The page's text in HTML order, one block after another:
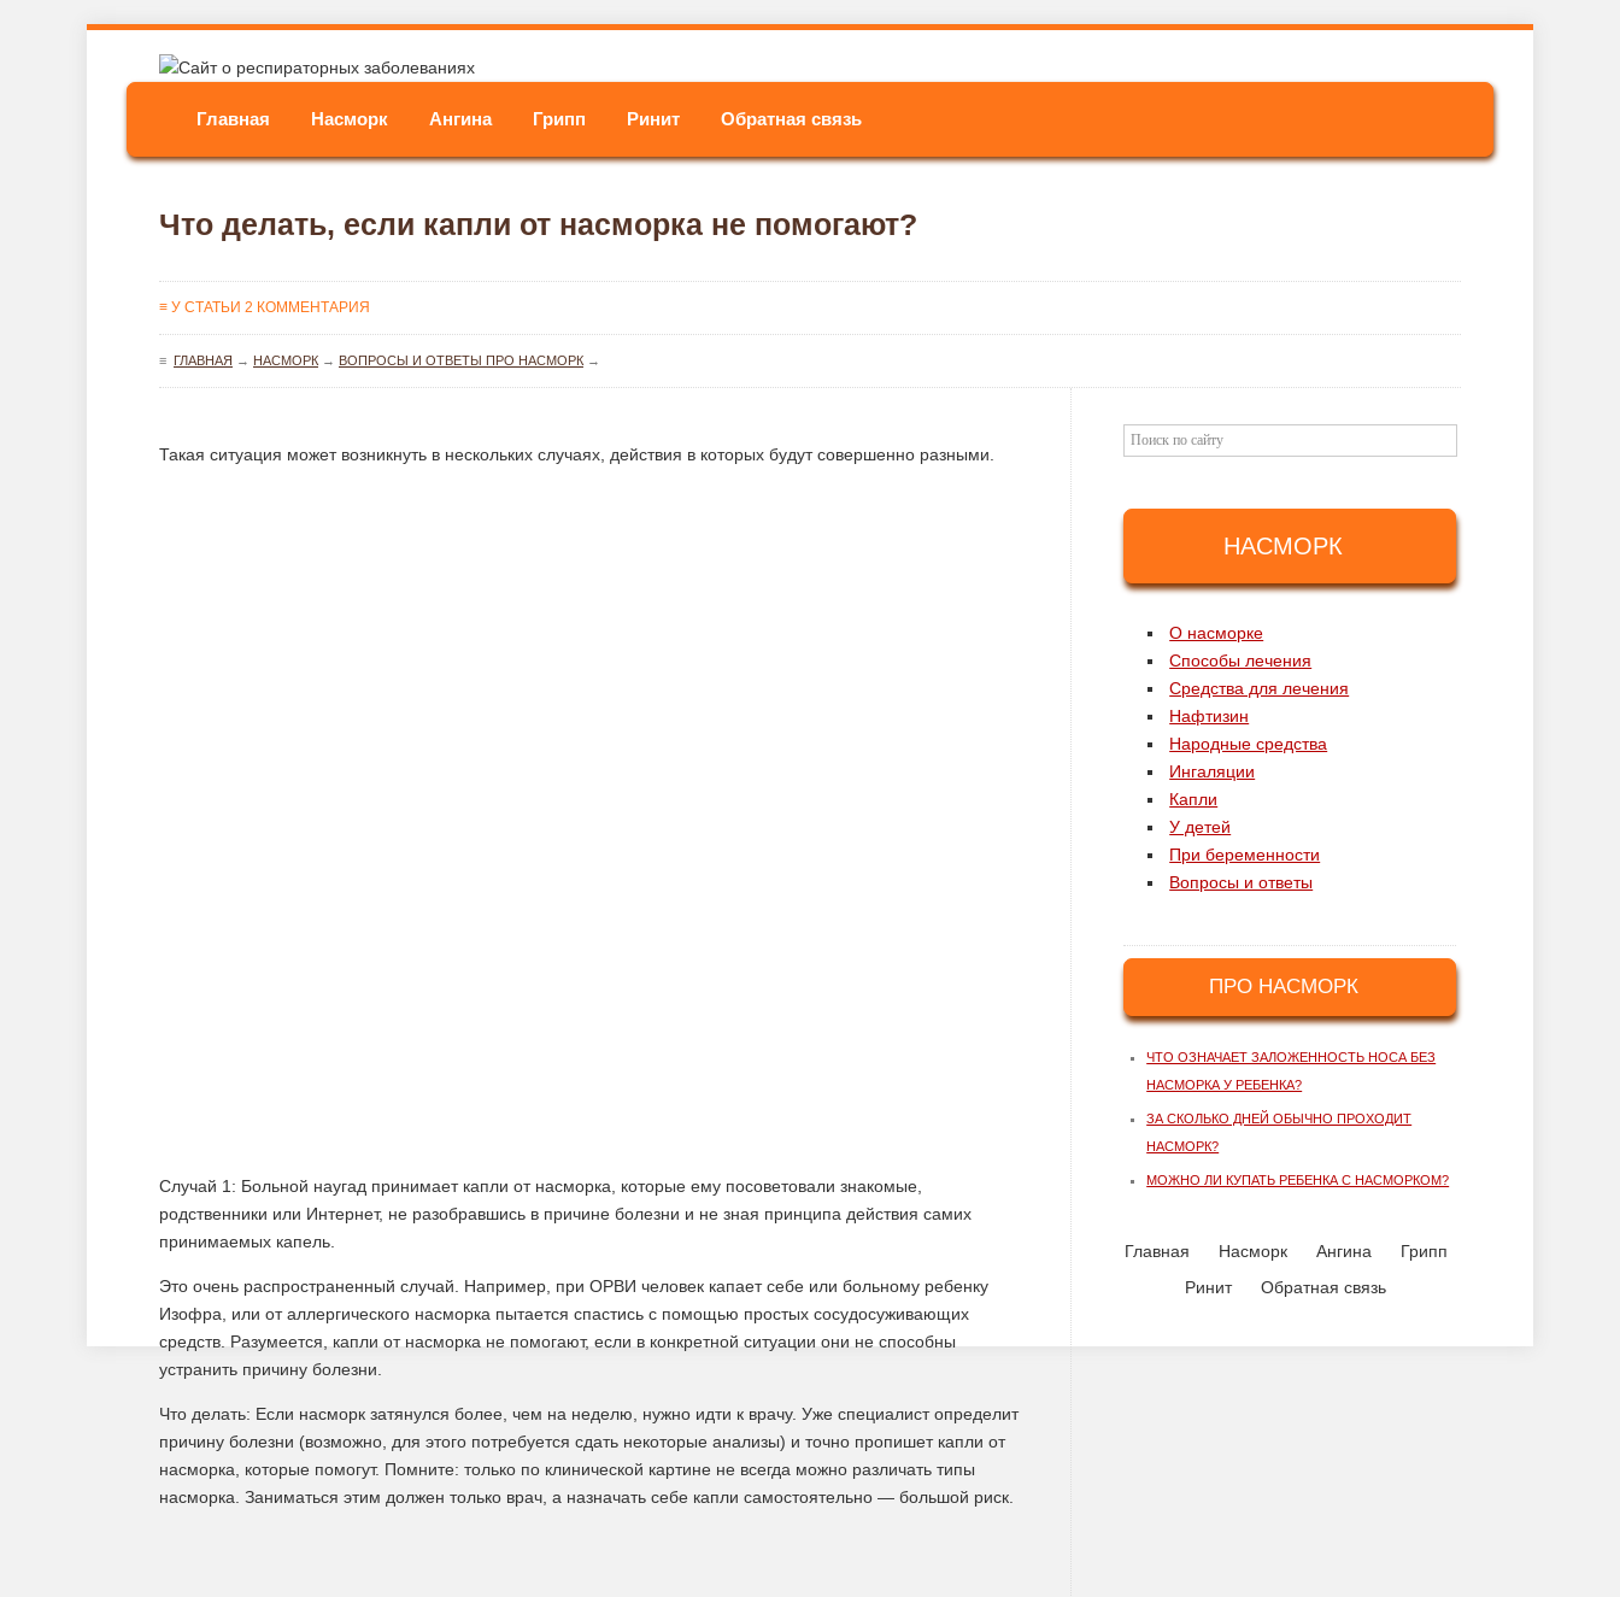
Главная Насморк Ангина Грипп Ринит Обратная связь
Что делать, если капли от насморка не помогают?
≡ У СТАТЬИ 2 КОММЕНТАРИЯ
≡ ГЛАВНАЯ → НАСМОРК → ВОПРОСЫ И ОТВЕТЫ ПРО НАСМОРК →
Такая ситуация может возникнуть в нескольких случаях, действия в которых будут совершенно разными.
Случай 1: Больной наугад принимает капли от насморка, которые ему посоветовали знакомые,
родственники или Интернет, не разобравшись в причине болезни и не зная принципа действия самих
принимаемых капель.
Это очень распространенный случай. Например, при ОРВИ человек капает себе или больному ребенку
Изофра, или от аллергического насморка пытается спастись с помощью простых сосудосуживающих
средств. Разумеется, капли от насморка не помогают, если в конкретной ситуации они не способны
устранить причину болезни.
Что делать: Если насморк затянулся более, чем на неделю, нужно идти к врачу. Уже специалист определит
причину болезни (возможно, для этого потребуется сдать некоторые анализы) и точно пропишет капли от
насморка, которые помогут. Помните: только по клинической картине не всегда можно различать типы
насморка. Заниматься этим должен только врач, а назначать себе капли самостоятельно — большой риск.
НАСМОРК
О насморке
Способы лечения
Средства для лечения
Нафтизин
Народные средства
Ингаляции
Капли
У детей
При беременности
Вопросы и ответы
ПРО НАСМОРК
ЧТО ОЗНАЧАЕТ ЗАЛОЖЕННОСТЬ НОСА БЕЗ
НАСМОРКА У РЕБЕНКА?
ЗА СКОЛЬКО ДНЕЙ ОБЫЧНО ПРОХОДИТ
НАСМОРК?
МОЖНО ЛИ КУПАТЬ РЕБЕНКА С НАСМОРКОМ?
Главная Насморк Ангина
Грипп
Ринит
Обратная связь